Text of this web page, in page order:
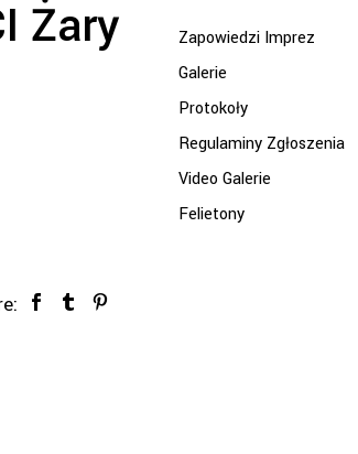
Żary
Zapowiedzi Imprez
Galerie
Protokoły
Regulaminy Zgłoszenia
Video Galerie
Felietony